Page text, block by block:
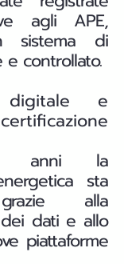
agli APE,
sistema di
controllato.
digitale e
anni la
sta
alla
dei dati e allo
piattaforme